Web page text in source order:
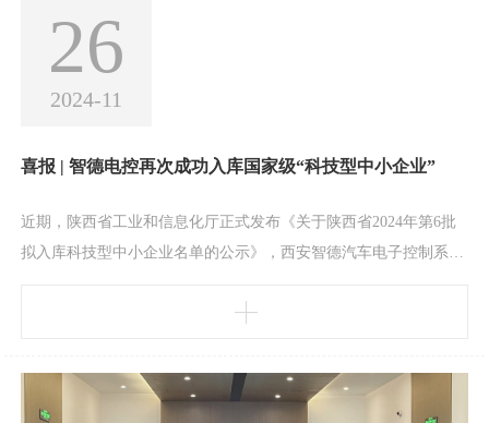
26
2024-11
喜报 | 智德电控再次成功入库国家级“科技型中小企业”
近期，陕西省工业和信息化厅正式发布《关于陕西省2024年第6批
拟入库科技型中小企业名单的公示》，西安智德汽车电子控制系统
业”是指依托一定数量的科技人员从事科学技术研究开发活动，取
续发展的中小企业。智德电控此次成功入选科技部科技型中小企
业，不仅是对智德电控在创新能力、研发实力的肯定，更